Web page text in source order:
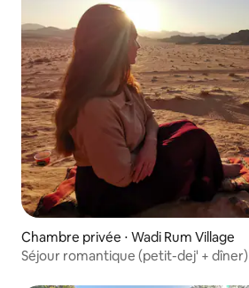
Chambre privée ⋅ Wadi Rum Village
Séjour romantique (petit-dej' + dîner)